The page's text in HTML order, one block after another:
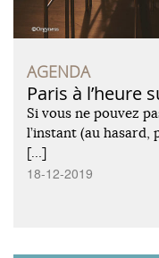
AGENDA
Paris à l’heure
Si vous ne pouvez
l’instant (au hasard,
[…]
18-12-2019